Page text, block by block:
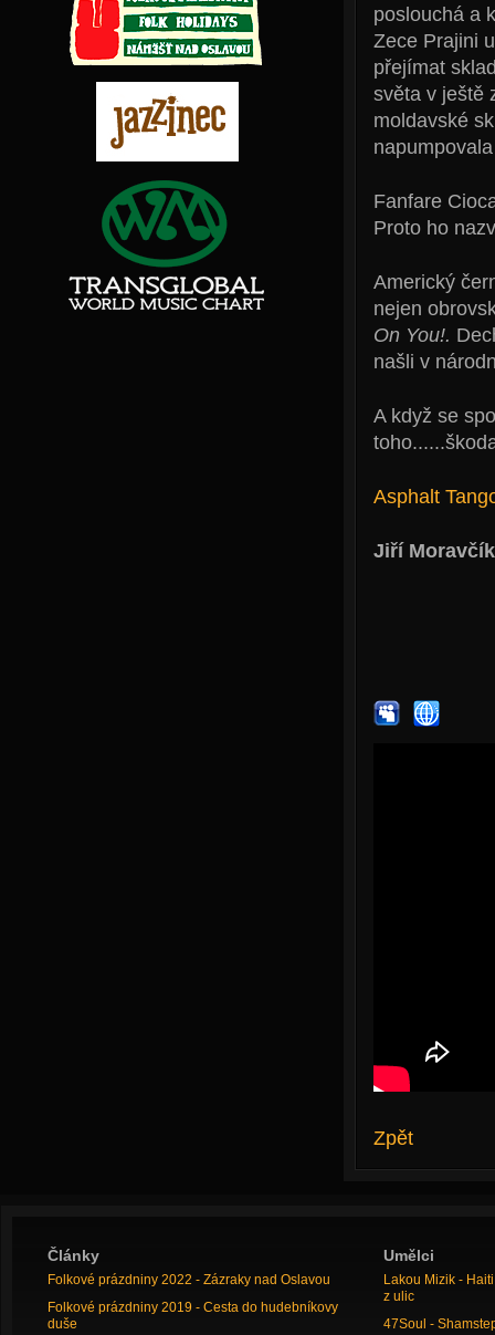
poslouchá a
Zece Prajini
přejímat
světa v ještě
moldavské
Fanfare
Proto ho
Americký
nejen
On You!.
našli v
A když se
Asphalt
Jiří Moravčík
Zpět
Články
Folkové prázdniny 2022 - Zázraky nad Oslavou
Folkové prázdniny 2019 - Cesta do hudebníkovy
duše
Umělci
Lakou Mizik -
z ulic
47Soul -